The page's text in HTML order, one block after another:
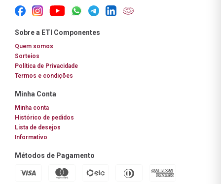
Sobre a ETI Componentes
Quem somos
Sorteios
Política de Privacidade
Termos e condições
Minha Conta
Minha conta
Histórico de pedidos
Lista de desejos
Informativo
Métodos de Pagamento